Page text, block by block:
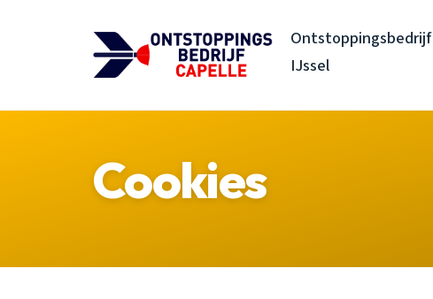
Ontstoppingsbedrijf
IJssel
Cookies